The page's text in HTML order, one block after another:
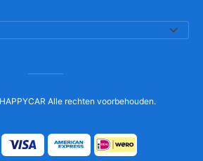
Alle rechten voorbehouden.